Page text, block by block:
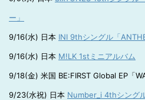
ー」
9/16(水) 日本 INI 9thシングル「
9/16(水) 日本 M!LK 1stミニアルバム
9/18(金) 米国 BE:FIRST Global EP「
9/23(水祝) 日本 Number_i 4thシング